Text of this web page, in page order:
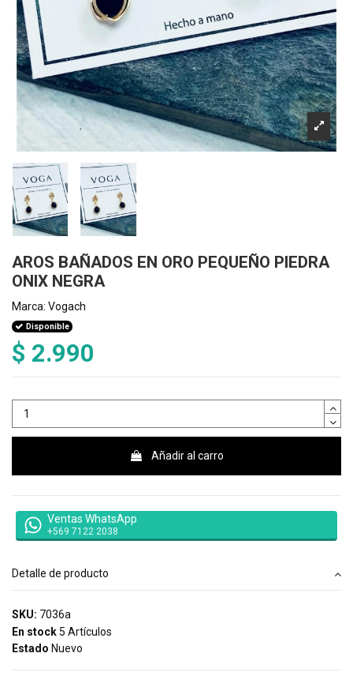
AROS BAÑADOS EN ORO PEQUEÑO PIEDRA
ONIX NEGRA
Marca: Vogach
Disponible
$ 2.990
Añadir al carro
Ventas WhatsApp
+569 7122 2038
Detalle de producto
SKU: 7036a
En stock 5 Artículos
Estado Nuevo